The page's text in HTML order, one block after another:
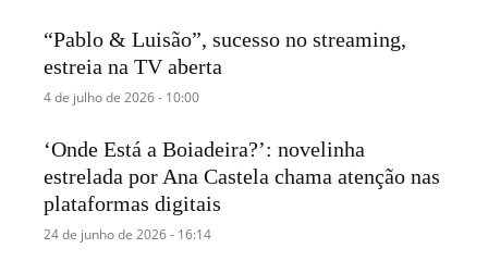
“Pablo & Luisão”, sucesso no streaming,
estreia na TV aberta
4 de julho de 2026 - 10:00
‘Onde Está a Boiadeira?’: novelinha
estrelada por Ana Castela chama atenção nas
plataformas digitais
24 de junho de 2026 - 16:14